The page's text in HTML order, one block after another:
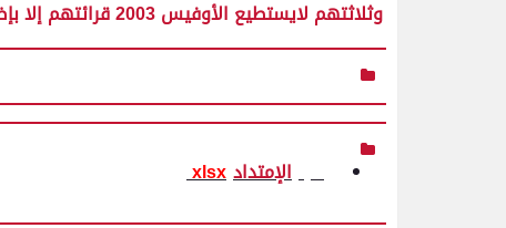
وثلاثتهم لايستطيع الأوفيس 2003 قرائتهم إلا بإضافة أداة جديدة إضافية
الإمتدادxlsx